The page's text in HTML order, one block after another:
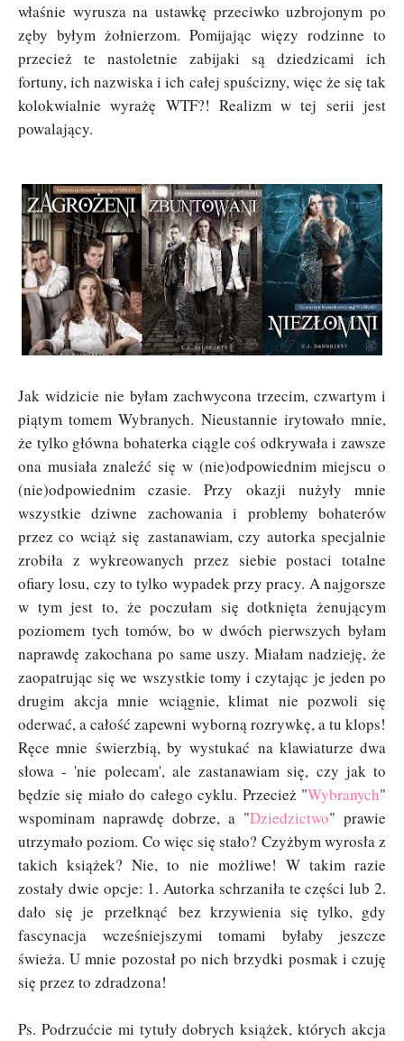
właśnie wyrusza na ustawkę przeciwko uzbrojonym po
zęby byłym żołnierzom. Pomijając więzy rodzinne to
przecież te nastoletnie zabijaki są dziedzicami ich
fortuny, ich nazwiska i ich całej spuścizny, więc że się tak
kolokwialnie wyrażę WTF?! Realizm w tej serii jest
powalający.
Jak widzicie nie byłam zachwycona trzecim, czwartym i
piątym tomem Wybranych. Nieustannie irytowało mnie,
że tylko główna bohaterka ciągle coś odkrywała i zawsze
ona musiała znaleźć się w (nie)odpowiednim miejscu o
(nie)odpowiednim czasie. Przy okazji nużyły mnie
wszystkie dziwne zachowania i problemy bohaterów
przez co wciąż się zastanawiam, czy autorka specjalnie
zrobiła z wykreowanych przez siebie postaci totalne
ofiary losu, czy to tylko wypadek przy pracy. A najgorsze
w tym jest to, że poczułam się dotknięta żenującym
poziomem tych tomów, bo w dwóch pierwszych byłam
naprawdę zakochana po same uszy. Miałam nadzieję, że
zaopatrując się we wszystkie tomy i czytając je jeden po
drugim akcja mnie wciągnie, klimat nie pozwoli się
oderwać, a całość zapewni wyborną rozrywkę, a tu klops!
Ręce mnie świerzbią, by wystukać na klawiaturze dwa
słowa - 'nie polecam', ale zastanawiam się, czy jak to
będzie się miało do całego cyklu. Przecież "Wybranych"
wspominam naprawdę dobrze, a "Dziedzictwo" prawie
utrzymało poziom. Co więc się stało? Czyżbym wyrosła z
takich książek? Nie, to nie możliwe! W takim razie
zostały dwie opcje: 1. Autorka schrzaniła te części lub 2.
dało się je przełknąć bez krzywienia się tylko, gdy
fascynacja wcześniejszymi tomami byłaby jeszcze
świeża. U mnie pozostał po nich brzydki posmak i czuję
się przez to zdradzona!
Ps. Podrzućcie mi tytuły dobrych książek, których akcja